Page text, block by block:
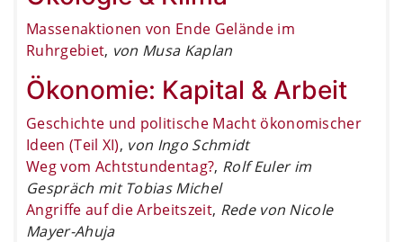
Massenaktionen von Ende Gelände im
Ruhrgebiet, von Musa Kaplan
Ökonomie: Kapital & Arbeit
Geschichte und politische Macht ökonomischer
Ideen (Teil XI), von Ingo Schmidt
Weg vom Achtstundentag?, Rolf Euler im
Gespräch mit Tobias Michel
Angriffe auf die Arbeitszeit, Rede von Nicole
Mayer-Ahuja